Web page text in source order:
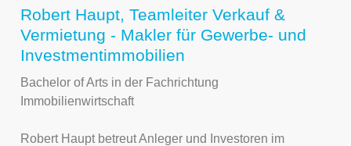
Robert Haupt, Teamleiter Verkauf &
Vermietung - Makler für Gewerbe- und
Investmentimmobilien
Bachelor of Arts in der Fachrichtung
Immobilienwirtschaft
Robert Haupt betreut Anleger und Investoren im